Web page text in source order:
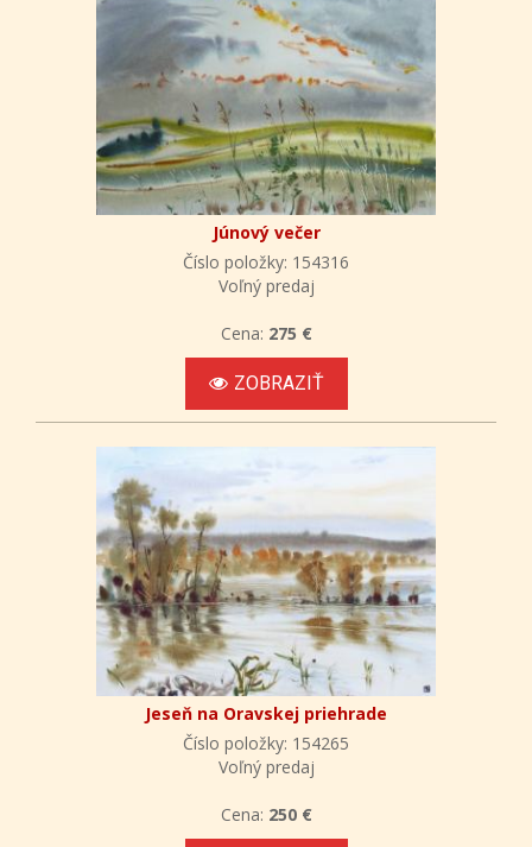
Júnový večer
Číslo položky: 154316
Voľný predaj
Cena: 275 €
ZOBRAZIŤ
Jeseň na Oravskej priehrade
Číslo položky: 154265
Voľný predaj
Cena: 250 €